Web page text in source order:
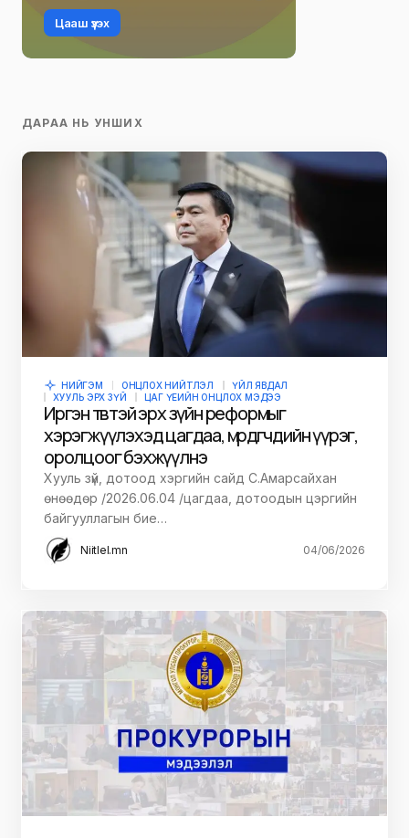
Цааш үзэх
ДАРАА НЬ УНШИХ
НИЙГЭМ ОНЦЛОХ НИЙТЛЭЛ
ҮЙЛ ЯВДАЛ
ХУУЛЬ ЭРХ ЗҮЙ
ЦАГ ҮЕИЙН ОНЦЛОХ МЭДЭЭ
Иргэн төвтэй эрх зүйн реформыг
хэрэгжүүлэхэд цагдаа, мөрдөгчдийн үүрэг,
оролцоог бэхжүүлнэ
Хууль зүй, дотоод хэргийн сайд С.Амарсайхан
өнөөдөр /2026.06.04 /цагдаа, дотоодын цэргийн
байгууллагын бие…
Niitlel.mn 04/06/2026